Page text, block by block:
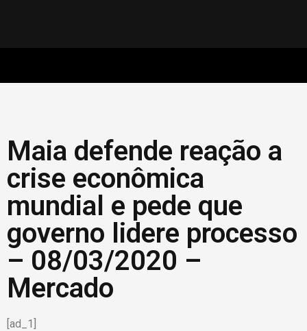
Maia defende reação a
crise econômica
mundial e pede que
governo lidere processo
– 08/03/2020 –
Mercado
[ad_1]